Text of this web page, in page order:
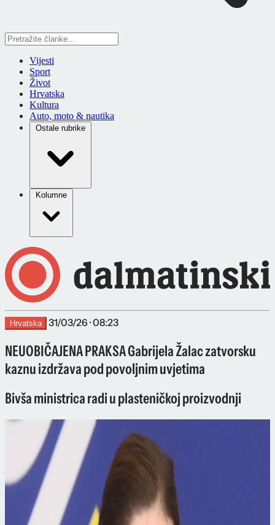
Vijesti
Sport
Život
Hrvatska
Kultura
Auto, moto & nautika
Ostale rubrike
Kolumne
Hrvatska 31/03/26 · 08:23
NEUOBIČAJENA PRAKSA Gabrijela Žalac zatvorsku
kaznu izdržava pod povoljnim uvjetima
Bivša ministrica radi u plasteničkoj proizvodnji